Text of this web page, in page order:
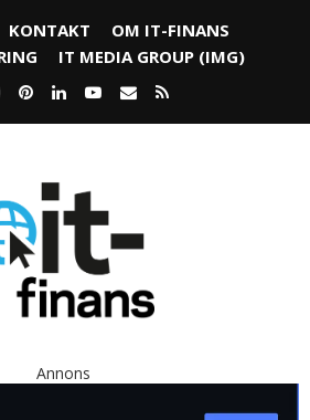
KONTAKT
OM IT-FINANS
IT MEDIA GROUP (IMG)
Annons